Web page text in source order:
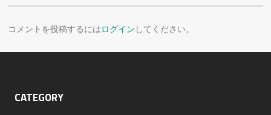
コメントを投稿するにはログイン してください。
CATEGORY